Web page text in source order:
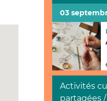
03
Activités
partagées